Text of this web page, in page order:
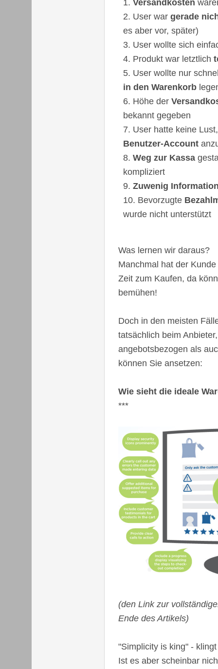
Versandkosten
User war gerade
es aber vor, später)
User wollte sich
Produkt war letztlich
User wollte nur
in den Warenkorb
Höhe der
bekannt gegeben
User hatte keine
Benutzer-Account
Weg zur Kassa
kompliziert
Zuwenig
Bevorzugte
wurde nicht unterstützt
Was lernen wir daraus?
Manchmal hat der
Zeit zum Kaufen, da
bemühen!
Doch in den meisten
tatsächlich beim
angebotsbezogen als
können Sie ansetzen:
Wie sieht die ideale
***
(den Link zur
Ende des Artikels)
"Simplicity is king" -
Ist es aber scheinbar